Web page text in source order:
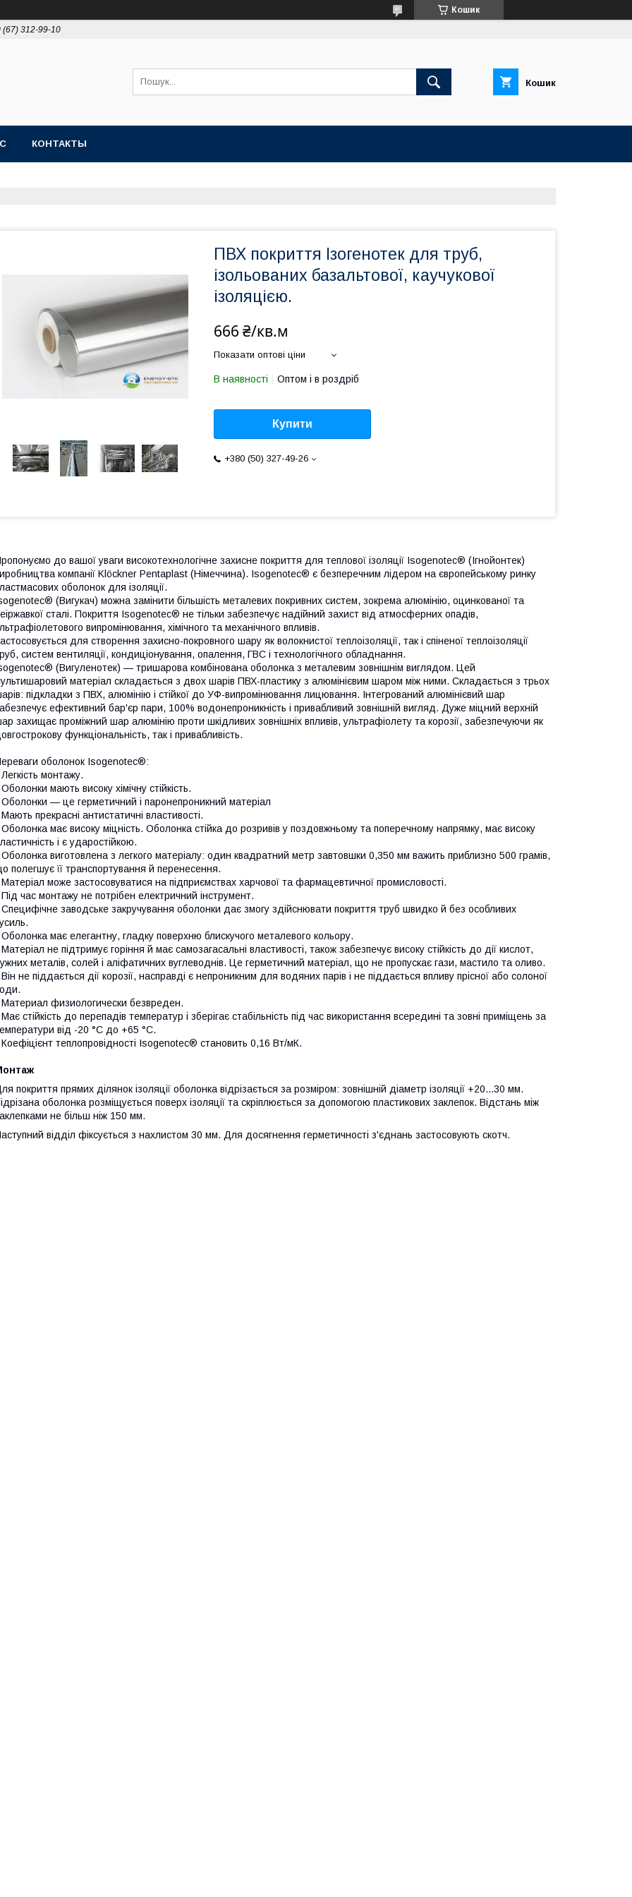
Кошик
(67) 312-99-10
Кошик
КОНТАКТЫ
ПВХ покриття Ізогенотек для труб,
ізольованих базальтової, каучукової
ізоляцією.
666 ₴/кв.м
Показати оптові ціни
В наявності Оптом і в роздріб
Купити
+380 (50) 327-49-26
до вашої уваги високотехнологічне захисне покриття для теплової ізоляції Isogenotec® (Ігнойонтек)
компанії Klöckner Рentaplast (Німеччина). Isogenotec® є безперечним лідером на європейському ринку
оболонок для ізоляції.
(Вигукач) можна замінити більшість металевих покривних систем, зокрема алюмінію, оцинкованої та
сталі. Покриття Isogenotec® не тільки забезпечує надійний захист від атмосферних опадів,
випромінювання, хімічного та механічного впливів.
для створення захисно-покровного шару як волокнистої теплоізоляції, так і спіненої теплоізоляції
систем вентиляції, кондиціонування, опалення, ГВС і технологічного обладнання.
(Вигуленотек) — тришарова комбінована оболонка з металевим зовнішнім виглядом. Цей
матеріал складається з двох шарів ПВХ-пластику з алюмінієвим шаром між ними. Складається з трьох
підкладки з ПВХ, алюмінію і стійкої до УФ-випромінювання лицювання. Інтегрований алюмінієвий шар
ефективний бар'єр пари, 100% водонепроникність і привабливий зовнішній вигляд. Дуже міцний верхній
захищає проміжний шар алюмінію проти шкідливих зовнішніх впливів, ультрафіолету та корозії, забезпечуючи як
функціональність, так і привабливість.
оболонок Isogenotec®:
Легкість монтажу.
Оболонки мають високу хімічну стійкість.
Оболонки — це герметичний і паронепроникний матеріал
Мають прекрасні антистатичні властивості.
Оболонка має високу міцність. Оболонка стійка до розривів у поздовжньому та поперечному напрямку, має високу
і є ударостійкою.
Оболонка виготовлена з легкого матеріалу: один квадратний метр завтовшки 0,350 мм важить приблизно 500 грамів,
полегшує її транспортування й перенесення.
Матеріал може застосовуватися на підприємствах харчової та фармацевтичної промисловості.
Під час монтажу не потрібен електричний інструмент.
Специфічне заводське закручування оболонки дає змогу здійснювати покриття труб швидко й без особливих
Оболонка має елегантну, гладку поверхню блискучого металевого кольору.
Матеріал не підтримує горіння й має самозагасальні властивості, також забезпечує високу стійкість до дії кислот,
металів, солей і аліфатичних вуглеводнів. Це герметичний матеріал, що не пропускає гази, мастило та оливо.
Він не піддається дії корозії, насправді є непроникним для водяних парів і не піддається впливу прісної або солоної
Материал физиологически безвреден.
Має стійкість до перепадів температур і зберігає стабільність під час використання всередині та зовні приміщень за
від -20 °C до +65 °C.
Коефіцієнт теплопровідності Isogenotec® становить 0,16 Вт/мК.
покриття прямих ділянок ізоляції оболонка відрізається за розміром: зовнішній діаметр ізоляції +20...30 мм.
оболонка розміщується поверх ізоляції та скріплюється за допомогою пластикових заклепок. Відстань між
не більш ніж 150 мм.
відділ фіксується з нахлистом 30 мм. Для досягнення герметичності з'єднань застосовують скотч.